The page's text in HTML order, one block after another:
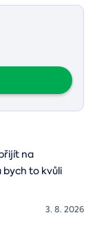
na
bych to kvůli
3. 8. 2026